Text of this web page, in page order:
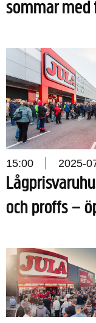
sommar
15:00 2025-
och proffs –